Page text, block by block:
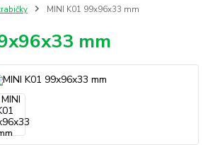
MINI K01 99x96x33 mm
mm